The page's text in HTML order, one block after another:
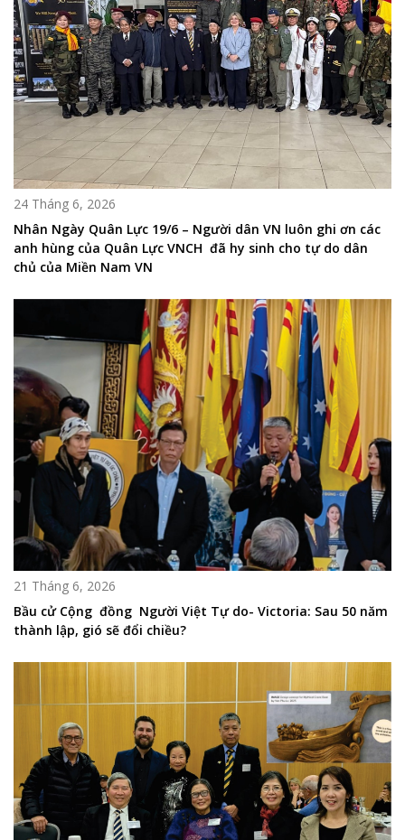
24 Tháng 6, 2026
Nhân Ngày Quân Lực 19/6 – Người dân VN luôn ghi ơn các
anh hùng của Quân Lực VNCH đã hy sinh cho tự do dân
chủ của Miền Nam VN
21 Tháng 6, 2026
Bầu cử Cộng đồng Người Việt Tự do- Victoria: Sau 50 năm
thành lập, gió sẽ đổi chiều?